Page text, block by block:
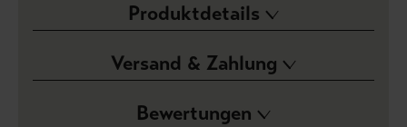
Produktdetails
Versand & Zahlung
Bewertungen